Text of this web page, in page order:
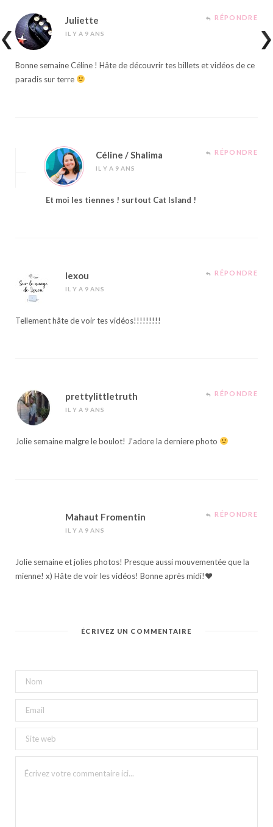
Juliette
IL Y A 9 ANS
RÉPONDRE
Bonne semaine Céline ! Hâte de découvrir tes billets et vidéos de ce
paradis sur terre
Céline / Shalima
IL Y A 9 ANS
RÉPONDRE
Et moi les tiennes ! surtout Cat Island !
lexou
IL Y A 9 ANS
RÉPONDRE
Tellement hâte de voir tes vidéos!!!!!!!!!
prettylittletruth
IL Y A 9 ANS
RÉPONDRE
Jolie semaine malgre le boulot! J’adore la derniere photo
Mahaut Fromentin
IL Y A 9 ANS
RÉPONDRE
Jolie semaine et jolies photos! Presque aussi mouvementée que la
mienne! x) Hâte de voir les vidéos! Bonne après midi!♥
ÉCRIVEZ UN COMMENTAIRE